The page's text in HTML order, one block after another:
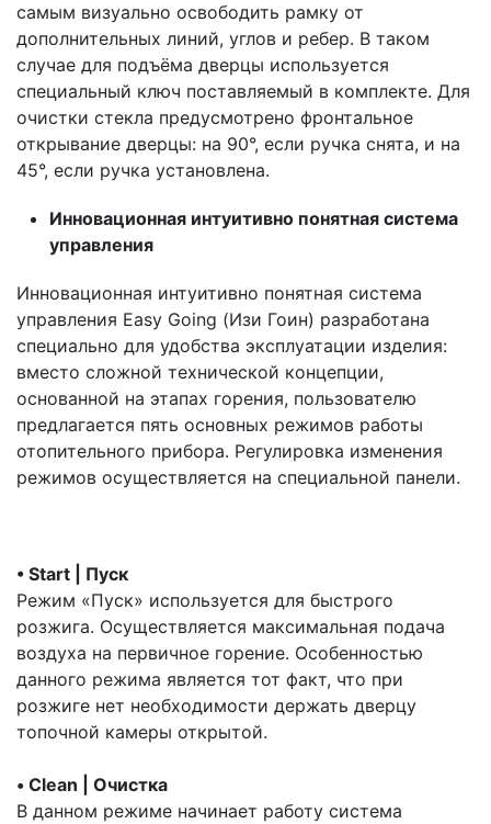
самым визуально освободить рамку от
дополнительных линий, углов и ребер. В таком
случае для подъёма дверцы используется
специальный ключ поставляемый в комплекте. Для
очистки стекла предусмотрено фронтальное
открывание дверцы: на 90°, если ручка снята, и на
45°, если ручка установлена.
Инновационная интуитивно понятная система
управления
Инновационная интуитивно понятная система
управления Easy Going (Изи Гоин) разработана
специально для удобства эксплуатации изделия:
вместо сложной технической концепции,
основанной на этапах горения, пользователю
предлагается пять основных режимов работы
отопительного прибора. Регулировка изменения
режимов осуществляется на специальной панели.
• Start | Пуск
Режим «Пуск» используется для быстрого
розжига. Осуществляется максимальная подача
воздуха на первичное горение. Особенностью
данного режима является тот факт, что при
розжиге нет необходимости держать дверцу
топочной камеры открытой.
• Clean | Очистка
В данном режиме начинает работу система